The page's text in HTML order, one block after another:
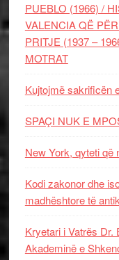
PUEBLO (1966) /
VALENCIA QË
PRITJE (1937 –
MOTRAT
Kujtojmë sakrificën
SPAÇI NUK E
New York, qyteti
Kodi zakonor dhe
madhështore të
Kryetari i Vatrës Dr.
Akademinë e